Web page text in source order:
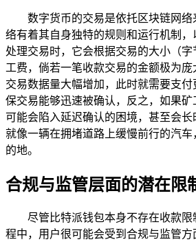
数字货币的交易是依托区块链网络
络有着其自身独特的规则和运行机制
处理交易时，它会根据交易的大小（
工费，倘若一笔收款交易的金额极为
交易数据量大幅增加，此时就需要支
保交易能够迅速被确认，反之，如果
可能会陷入延迟确认的困境，甚至会长
就像一辆在拥堵道路上缓慢前行的汽车
的地。
合规与监管层面的潜在限
尽管比特派钱包本身不存在收款
程中，用户很可能会受到合规与监管